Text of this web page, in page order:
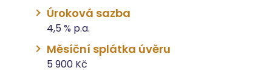
Úroková sazba
4,5 % p.a.
Měsíční splátka úvěru
5 900 Kč